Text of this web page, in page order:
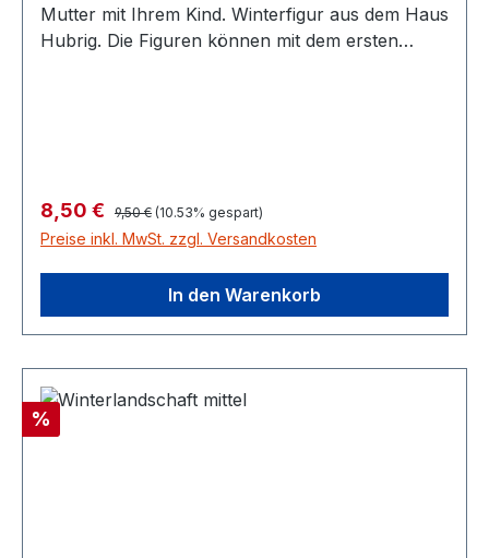
Mutter mit Ihrem Kind. Winterfigur aus dem Haus
Hubrig. Die Figuren können mit dem ersten
Verkaufspreis:
8,50 € Regulärer Preis:
9,50 € (10.53% gespart)
Preise inkl. MwSt. zzgl. Versandkosten
In den Warenkorb
Rabatt
%